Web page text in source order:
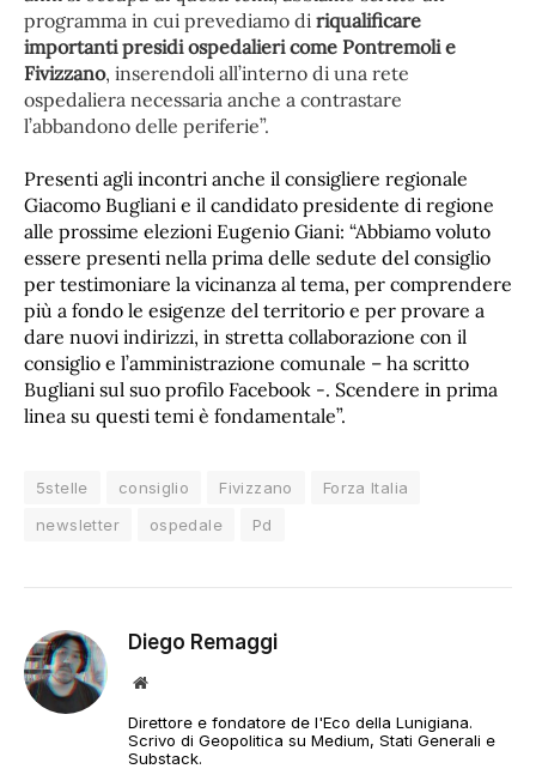
programma in cui prevediamo di riqualificare
importanti presidi ospedalieri come Pontremoli e
Fivizzano, inserendoli all’interno di una rete
ospedaliera necessaria anche a contrastare
l’abbandono delle periferie”.
Presenti agli incontri anche il consigliere regionale
Giacomo Bugliani e il candidato presidente di regione
alle prossime elezioni Eugenio Giani: “Abbiamo voluto
essere presenti nella prima delle sedute del consiglio
per testimoniare la vicinanza al tema, per comprendere
più a fondo le esigenze del territorio e per provare a
dare nuovi indirizzi, in stretta collaborazione con il
consiglio e l’amministrazione comunale – ha scritto
Bugliani sul suo profilo Facebook -. Scendere in prima
linea su questi temi è fondamentale”.
5stelle consiglio Fivizzano
Forza Italia
newsletter
ospedale Pd
Diego Remaggi
Sito
Direttore e fondatore de l'Eco della Lunigiana.
Scrivo di Geopolitica su Medium, Stati Generali e
Substack.